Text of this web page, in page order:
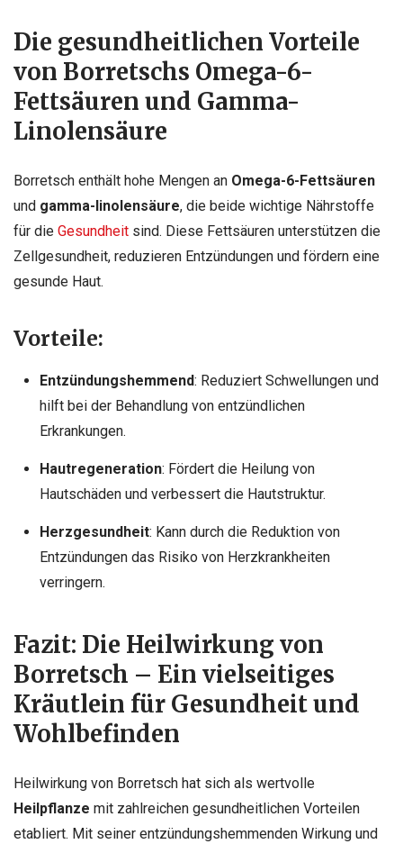
Die gesundheitlichen Vorteile
von Borretschs Omega-6-
Fettsäuren und Gamma-
Linolensäure
Borretsch enthält hohe Mengen an Omega-6-Fettsäuren
und gamma-linolensäure, die beide wichtige Nährstoffe
für die Gesundheit sind. Diese Fettsäuren unterstützen die
Zellgesundheit, reduzieren Entzündungen und fördern eine
gesunde Haut.
Vorteile:
Entzündungshemmend: Reduziert Schwellungen und
hilft bei der Behandlung von entzündlichen
Erkrankungen.
Hautregeneration: Fördert die Heilung von
Hautschäden und verbessert die Hautstruktur.
Herzgesundheit: Kann durch die Reduktion von
Entzündungen das Risiko von Herzkrankheiten
verringern.
Fazit: Die Heilwirkung von
Borretsch – Ein vielseitiges
Kräutlein für Gesundheit und
Wohlbefinden
Heilwirkung von Borretsch hat sich als wertvolle
Heilpflanze mit zahlreichen gesundheitlichen Vorteilen
etabliert. Mit seiner entzündungshemmenden Wirkung und